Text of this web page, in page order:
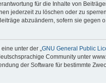
für die Inhalte von
jederzeit zu löschen oder zu
abzuändern, sofern sie
unter der „ GNU General Public
Community unter
der Software für bestimmte